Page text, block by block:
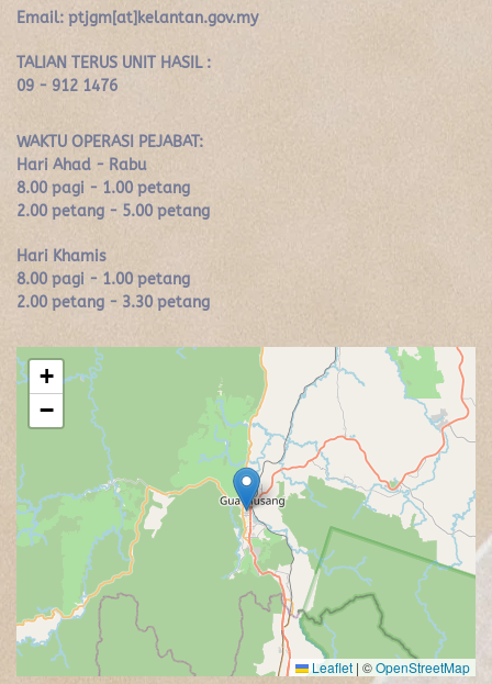
Email: ptjgm[at]kelantan.gov.my
TALIAN TERUS UNIT HASIL :
09 - 912 1476
WAKTU OPERASI PEJABAT:
Hari Ahad - Rabu
8.00 pagi - 1.00 petang
2.00 petang - 5.00 petang
Hari Khamis
8.00 pagi - 1.00 petang
2.00 petang - 3.30 petang
+
−
Leaflet | ©OpenStreetMap